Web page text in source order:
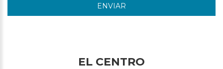
ENVIAR
EL CENTRO